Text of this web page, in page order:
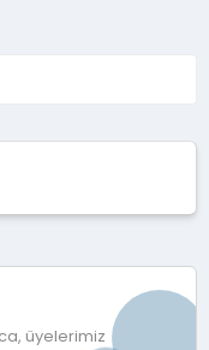
üyelerimiz